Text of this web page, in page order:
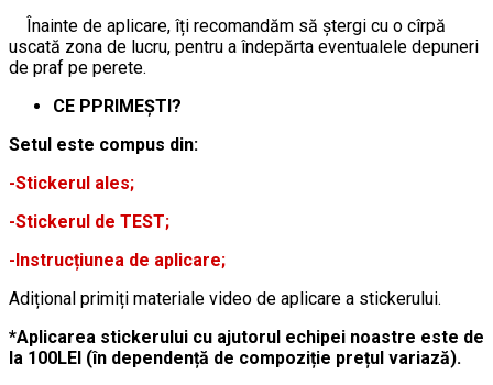
Înainte de aplicare, îți recomandăm să ștergi cu o cîrpă
uscată zona de lucru, pentru a îndepărta eventualele depuneri
de praf pe perete.
CE PPRIMEȘTI?
Setul este compus din:
-Stickerul ales;
-Stickerul de TEST;
-Instrucțiunea de aplicare;
Adițional primiți materiale video de aplicare a stickerului.
*Aplicarea stickerului cu ajutorul echipei noastre este de
la 100LEI (în dependență de compoziție prețul variază).